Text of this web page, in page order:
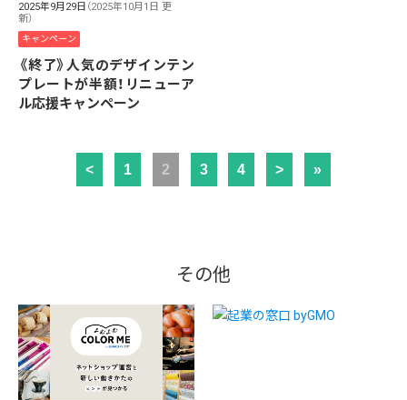
2025年9月29日 （2025年10月1日 更
新）
キャンペーン
《終了》人気のデザインテン
プレートが半額！リニューア
ル応援キャンペーン
< 1 2 3 4 > »
その他